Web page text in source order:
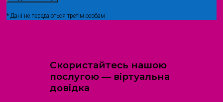
* Дані не передаються третім особам
Скористайтесь нашою
послугою — віртуальна
довідка